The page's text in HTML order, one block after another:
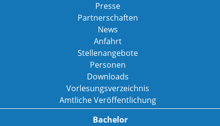
Presse
Partnerschaften
News
Anfahrt
Stellenangebote
Personen
Downloads
Vorlesungsverzeichnis
Amtliche Veröffentlichung
Bachelor